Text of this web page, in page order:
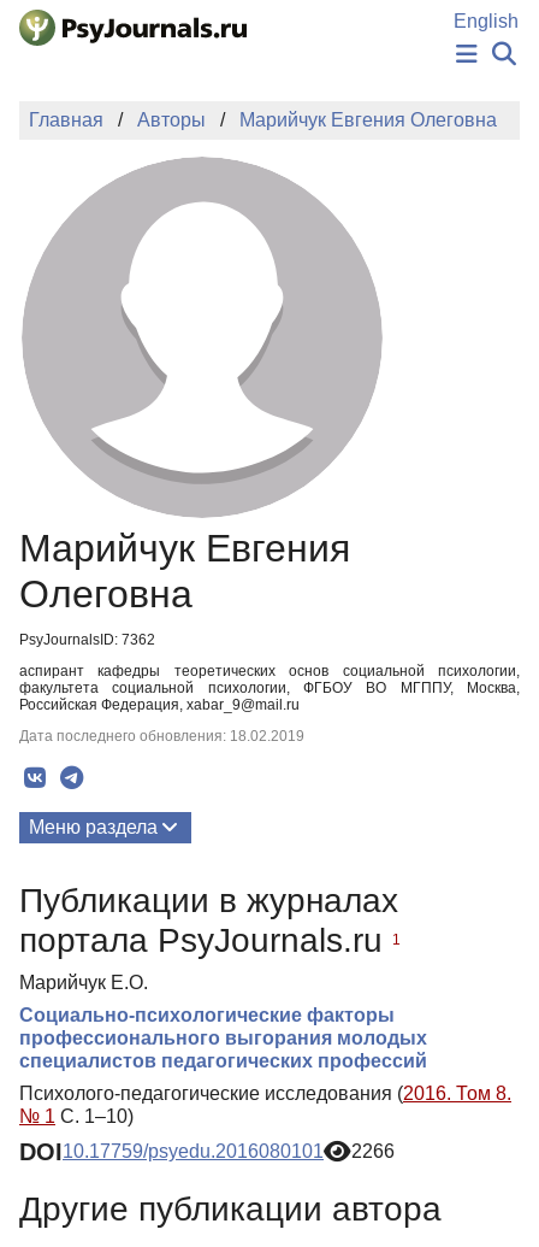
Перейти к основному содержанию
English
НОВОСТИ
АВТОРЫ
ПОДАТЬ РУКОПИСЬ
БАЗА ЗНАНИЙ
КЛЮЧЕВЫЕ СЛОВА
Регистрация
Главная Авторы Марийчук Евгения Олеговна
Марийчук Евгения
Олеговна
PsyJournalsID: 7362
аспирант кафедры теоретических основ социальной психологии,
факультета социальной психологии, ФГБОУ ВО МГППУ, Москва,
Российская Федерация, xabar_9@mail.ru
Дата последнего обновления: 18.02.2019
Меню раздела
Публикации в журналах
портала PsyJournals.ru
1
Марийчук Е.О.
Социально-психологические факторы
профессионального выгорания молодых
специалистов педагогических профессий
Психолого-педагогические исследования (2016. Том 8.
№ 1 С. 1–10)
DOI10.17759/psyedu.2016080101 2266
Другие публикации автора